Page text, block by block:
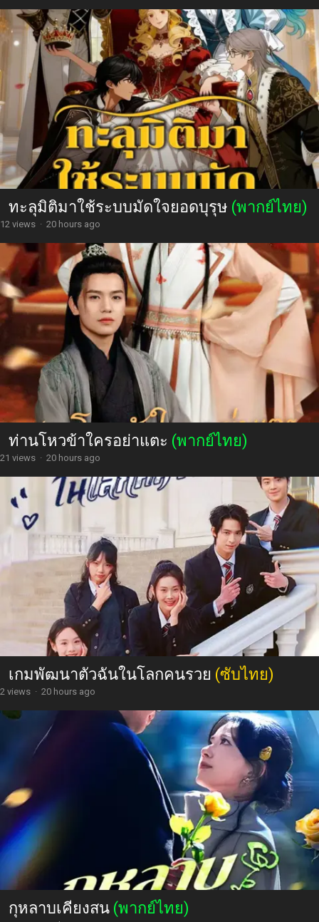
ทะลุมิติมาใช้ระบบมัดใจยอดบุรุษ (พากย์ไทย)
12 views · 20 hours ago
ท่านโหวข้าใครอย่าแตะ (พากย์ไทย)
21 views · 20 hours ago
เกมพัฒนาตัวฉันในโลกคนรวย (ซับไทย)
2 views · 20 hours ago
กุหลาบเคียงสน (พากย์ไทย)